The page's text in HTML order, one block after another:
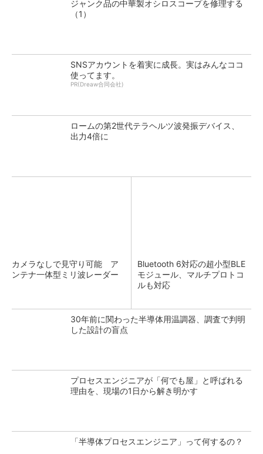
ジャンク品の中華製オシロスコープを修理する
（1）
SNSアカウントを着実に成長。実はみんなココ
使ってます。
PR(Dreaw合同会社)
ロームの第2世代テラヘルツ波発振デバイス、
出力4倍に
カメラなしで見守り可能 ア
ンテナ一体型ミリ波レーダー
Bluetooth 6対応の超小型BLE
モジュール、マルチプロトコ
ルも対応
30年前に関わった半導体用温調器、調査で判明
した設計の盲点
プロセスエンジニアが「何でも屋」と呼ばれる
理由を、現場の1日から解き明かす
「半導体プロセスエンジニア」って何するの？